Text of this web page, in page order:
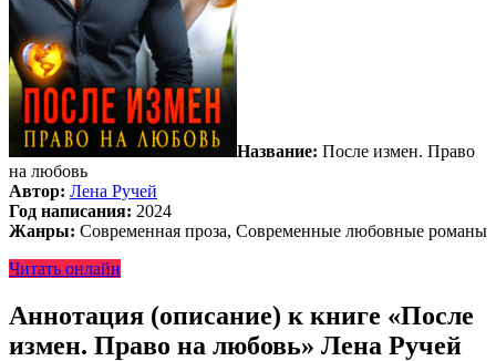
Название: После измен. Право
на любовь
Автор: Лена Ручей
Год написания: 2024
Жанры: Современная проза, Современные любовные романы
Читать онлайн
Аннотация (описание) к книге «После
измен. Право на любовь» Лена Ручей